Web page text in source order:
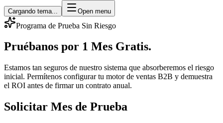
Cargando tema... Open menu
Programa de Prueba Sin Riesgo
Pruébanos por 1 Mes Gratis.
Estamos tan seguros de nuestro sistema que absorberemos el riesgo
inicial. Permítenos configurar tu motor de ventas B2B y demuestra
el ROI antes de firmar un contrato anual.
Solicitar Mes de Prueba